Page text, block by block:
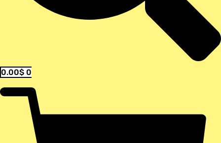
0.00$ 0